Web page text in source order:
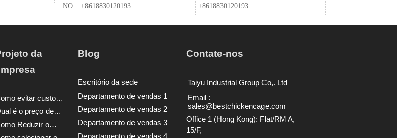
NO. : +8618830120193
+8618830120193
da
evitar custos
gaiolas para
6 alertas para
é o preço de
de gaiolas
aves? 5 fatores
Reduzir o
Blog
Escritório da sede
Departamento de vendas 1
Departamento de vendas 2
Departamento de vendas 3
Departamento de vendas 4
Contate-nos
Taiyu Industrial Group Co,. Ltd
Email :
sales@bestchickencage.com
Office 1 (Hong Kong): Flat/RM A,
15/F,